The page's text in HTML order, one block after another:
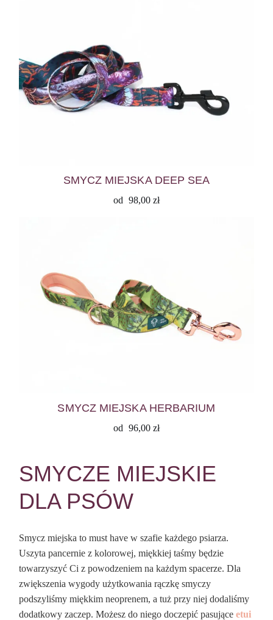
SMYCZ MIEJSKA DEEP SEA
od 98,00 zł
SMYCZ MIEJSKA HERBARIUM
od 96,00 zł
SMYCZE MIEJSKIE
DLA PSÓW
Smycz miejska to must have w szafie każdego psiarza.
Uszyta pancernie z kolorowej, miękkiej taśmy będzie
towarzyszyć Ci z powodzeniem na każdym spacerze. Dla
zwiększenia wygody użytkowania rączkę smyczy
podszyliśmy miękkim neoprenem, a tuż przy niej dodaliśmy
dodatkowy zaczep. Możesz do niego doczepić pasująceetui